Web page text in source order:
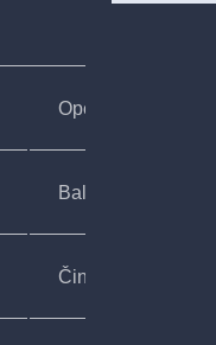
Opera
Balet
Činohra